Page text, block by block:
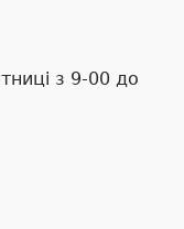
з 9-00 до